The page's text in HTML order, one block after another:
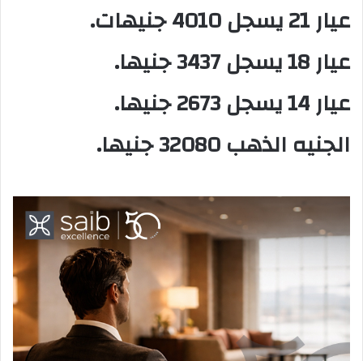
عيار 21 يسجل 4010 جنيهات.
عيار 18 يسجل 3437 جنيها.
عيار 14 يسجل 2673 جنيها.
الجنيه الذهب 32080 جنيها.